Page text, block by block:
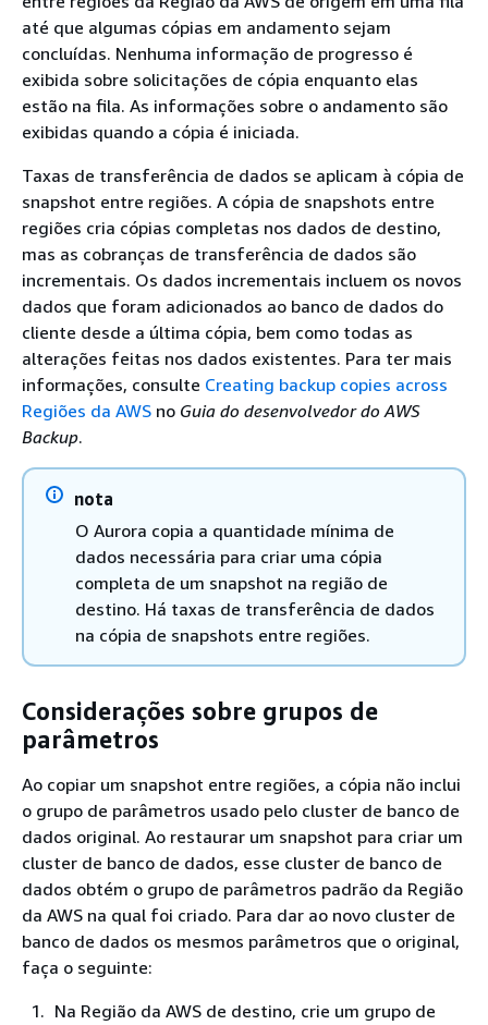
até que algumas cópias em andamento sejam
concluídas. Nenhuma informação de progresso é
exibida sobre solicitações de cópia enquanto elas
estão na fila. As informações sobre o andamento são
exibidas quando a cópia é iniciada.
Taxas de transferência de dados se aplicam à cópia de
snapshot entre regiões. A cópia de snapshots entre
regiões cria cópias completas nos dados de destino,
mas as cobranças de transferência de dados são
incrementais. Os dados incrementais incluem os novos
dados que foram adicionados ao banco de dados do
cliente desde a última cópia, bem como todas as
alterações feitas nos dados existentes. Para ter mais
informações, consulte Creating backup copies across
Regiões da AWS no Guia do desenvolvedor do AWS
Backup.
nota
O Aurora copia a quantidade mínima de
dados necessária para criar uma cópia
completa de um snapshot na região de
destino. Há taxas de transferência de dados
na cópia de snapshots entre regiões.
Considerações sobre grupos de
parâmetros
Ao copiar um snapshot entre regiões, a cópia não inclui
o grupo de parâmetros usado pelo cluster de banco de
dados original. Ao restaurar um snapshot para criar um
cluster de banco de dados, esse cluster de banco de
dados obtém o grupo de parâmetros padrão da Região
da AWS na qual foi criado. Para dar ao novo cluster de
banco de dados os mesmos parâmetros que o original,
faça o seguinte:
Na Região da AWS de destino, crie um grupo de